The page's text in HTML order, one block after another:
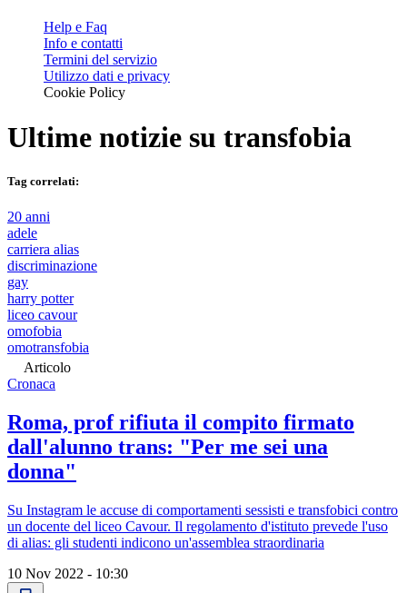
Help e Faq
Info e contatti
Termini del servizio
Utilizzo dati e privacy
Cookie Policy
Ultime notizie su transfobia
Tag correlati:
20 anni
adele
carriera alias
discriminazione
gay
harry potter
liceo cavour
omofobia
omotransfobia
Articolo
Cronaca
Roma, prof rifiuta il compito firmato
dall'alunno trans: "Per me sei una
donna"
Su Instagram le accuse di comportamenti sessisti e transfobici contro
un docente del liceo Cavour. Il regolamento d'istituto prevede l'uso
di alias: gli studenti indicono un'assemblea straordinaria
10 Nov 2022 - 10:30